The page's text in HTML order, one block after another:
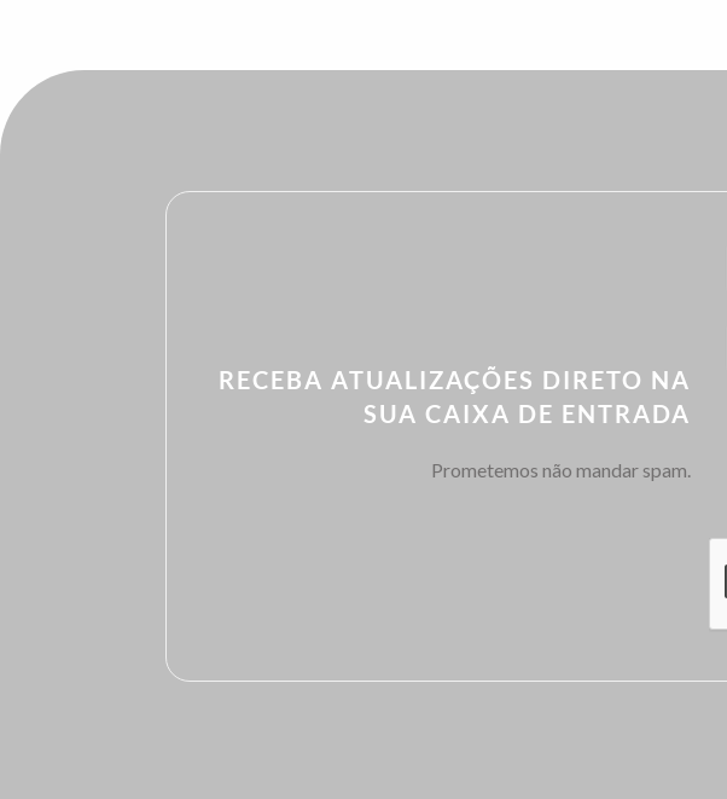
RECEBA ATUALIZAÇÕES DIRETO NA
SUA CAIXA DE ENTRADA
Prometemos não mandar spam.